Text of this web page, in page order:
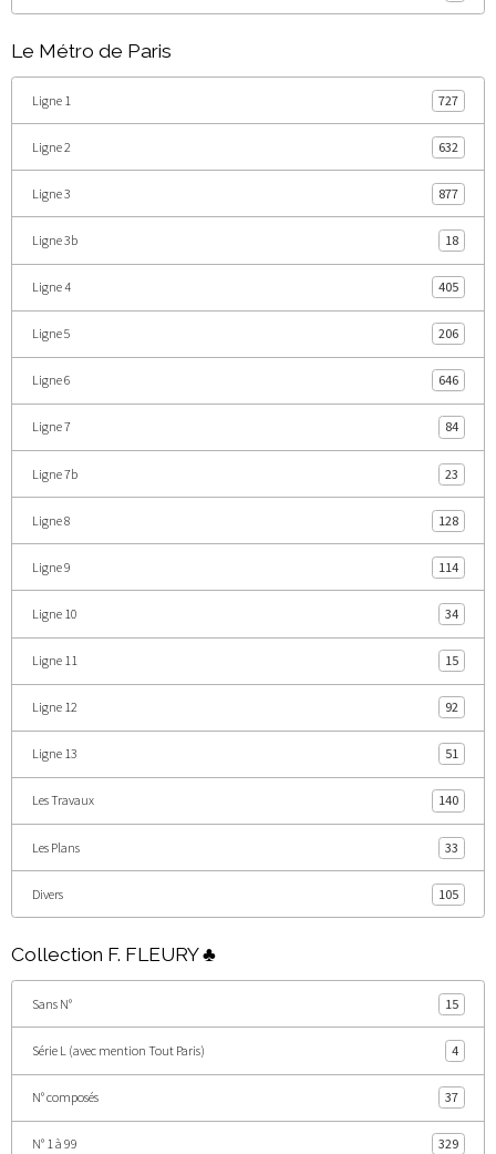
Le Métro de Paris
Ligne 1 727
Ligne 2 632
Ligne 3 877
Ligne 3b 18
Ligne 4 405
Ligne 5 206
Ligne 6 646
Ligne 7 84
Ligne 7b 23
Ligne 8 128
Ligne 9 114
Ligne 10 34
Ligne 11 15
Ligne 12 92
Ligne 13 51
Les Travaux 140
Les Plans 33
Divers 105
Collection F. FLEURY ♣
Sans N° 15
Série L (avec mention Tout Paris) 4
N° composés 37
N° 1 à 99 329